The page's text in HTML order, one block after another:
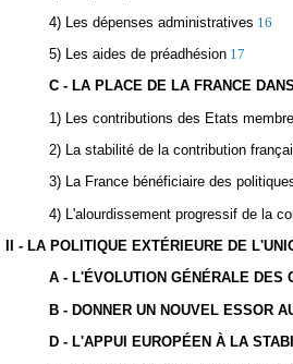
4) Les dépenses administratives 16
5) Les aides de préadhésion 17
C - LA PLACE DE LA FRANCE
1) Les contributions des Etats
2) La stabilité de la contribution
3) La France bénéficiaire des
4) L'alourdissement progressif de la
II - LA POLITIQUE EXTÉRIEURE DE
A - L'ÉVOLUTION GÉNÉRALE DES
B - DONNER UN NOUVEL ESSOR
D - L'APPUI EUROPÉEN À LA